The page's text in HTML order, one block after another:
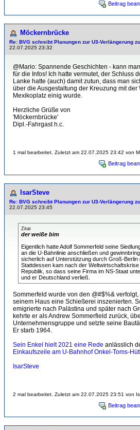
Beitrag
Möckernbrücke
Re: BVG schreibt Planungen zur U3-Verlängerung
22.07.2025 23:32
@Mario: Spannende Geschichten - kann
für die Infos! Ich hatte vermutet, der Schluss
Lanke hatte (auch) damit zutun, dass man
über die Ausgestaltung der Kreuzung mit der
Mexikoplatz einig wurde.
Herzliche Grüße von
'Möckernbrücke'
Dipl.-Fahrgast h.c.
1 mal bearbeitet. Zuletzt am 22.07.2025 23:42 von
Beitrag
IsarSteve
Re: BVG schreibt Planungen zur U3-Verlängerung
22.07.2025 23:45
Zitat
der weiße bim
Eigentlich hatte Adolf Sommerfeld seine
an die U-Bahnlinie anschließen und
sicherlich auf Unterstützung durch Groß-Berlin
Stattdessen kam nach der
Republik, so dass seine Firma im NS-Staat
und er Deutschland verließ.
Sommerfeld wurde von den @#$%&
seinem Haus eine Schießerei inszenierten.
emigrierte nach Palästina und später nach
kehrte er als Andrew Sommerfield zurück,
Unternehmensgruppe und setzte seine
Er starb 1964.
Sein Enkel hielt 2021 eine Rede anlässlich
Einkaufszeile am U-Bahnhof Onkel-Toms-
IsarSteve
2 mal bearbeitet. Zuletzt am 22.07.2025 23:51 von
Beitrag